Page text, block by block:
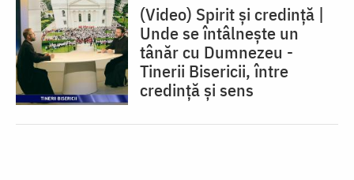
(Video) Spirit și credință |
Unde se întâlnește un
tânăr cu Dumnezeu -
Tinerii Bisericii, între
credinţă şi sens